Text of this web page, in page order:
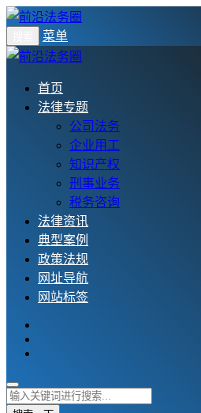
菜单
首页
法律专题
公司法务
企业用工
知识产权
刑事业务
税务咨询
法律资讯
典型案例
政策法规
网址导航
网站标签